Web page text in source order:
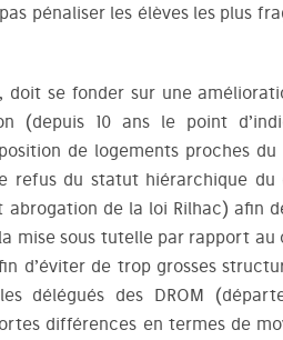
pénaliser les élèves les plus
doit se fonder sur une
(depuis 10 ans le point
de logements proches
refus du statut hiérarchique
de la loi Rilhac) afin
mise sous tutelle par rapport au
d’éviter de trop grosses
délégués des DROM
différences en termes de